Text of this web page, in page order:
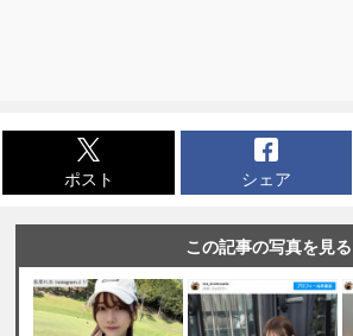
ポスト シェア
この記事の写真を見る